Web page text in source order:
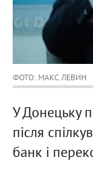
ФОТО: МАКС ЛЕВИН
У Донецьку
після
банк і